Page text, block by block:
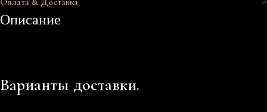
Описание
Варианты доставки.